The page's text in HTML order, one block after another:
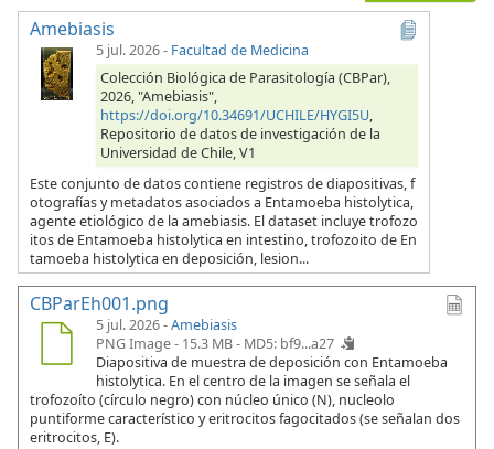
Amebiasis
5 jul. 2026- Facultad de Medicina
Colección Biológica de Parasitología (CBPar),
2026, "Amebiasis",
https://doi.org/10.34691/UCHILE/HYGI5U,
Repositorio de datos de investigación de la
Universidad de Chile, V1
Este conjunto de datos contiene registros de diapositivas, f
otografías y metadatos asociados a Entamoeba histolytica,
agente etiológico de la amebiasis. El dataset incluye trofozo
itos de Entamoeba histolytica en intestino, trofozoito de En
tamoeba histolytica en deposición, lesion...
CBParEh001.png
5 jul. 2026 -Amebiasis
PNG Image - 15.3 MB - MD5: bf9...a27
Diapositiva de muestra de deposición con Entamoeba
histolytica. En el centro de la imagen se señala el
trofozoíto (círculo negro) con núcleo único (N), nucleolo
puntiforme característico y eritrocitos fagocitados (se señalan dos
eritrocitos, E).